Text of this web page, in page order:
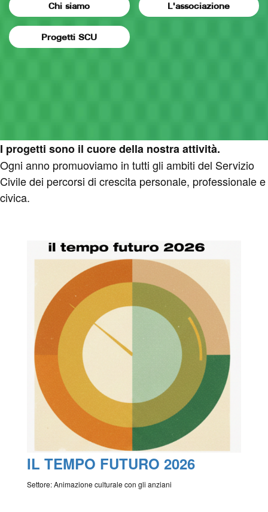
Chi siamo L'associazione
Progetti SCU
I progetti sono il cuore della nostra attività.
Ogni anno promuoviamo in tutti gli ambiti del Servizio
Civile dei percorsi di crescita personale, professionale e
civica.
IL TEMPO FUTURO 2026
Settore: Animazione culturale con gli anziani